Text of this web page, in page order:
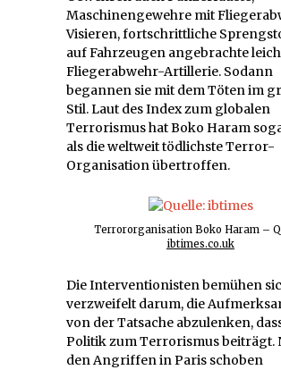
Maschinengewehre mit
Visieren, fortschrittliche
auf Fahrzeugen angebrachte
Fliegerabwehr-Artillerie. Sodann
begannen sie mit dem Töten im
Stil. Laut des Index zum globalen
Terrorismus hat Boko Haram
als die weltweit tödlichste Terror-
Organisation übertroffen.
Terrororganisation Boko Haram –
ibtimes.co.uk
Die Interventionisten bemühen
verzweifelt darum, die
von der Tatsache abzulenken,
Politik zum Terrorismus beiträgt.
den Angriffen in Paris schoben